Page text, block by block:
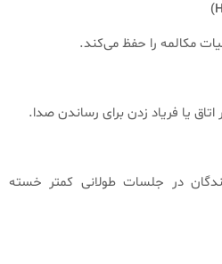
مکالمه را حفظ می‌کند.
یا فریاد زدن برای رساندن صدا.
در جلسات طولانی کمتر خسته